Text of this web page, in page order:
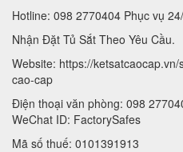
Hotline: 098 2770404 Phục vụ
Nhận Đặt Tủ Sắt Theo Yêu Cầu.
Website: https://
cao-cap
Điện thoại văn phòng: 098
WeChat ID: FactorySafes
Mã số thuế: 0101391913